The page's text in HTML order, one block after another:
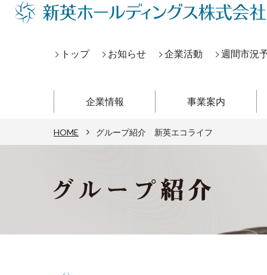
トップ お知らせ 企業活動 週間市況
企業情報 事業案内
HOME グループ紹介 新英エコライフ